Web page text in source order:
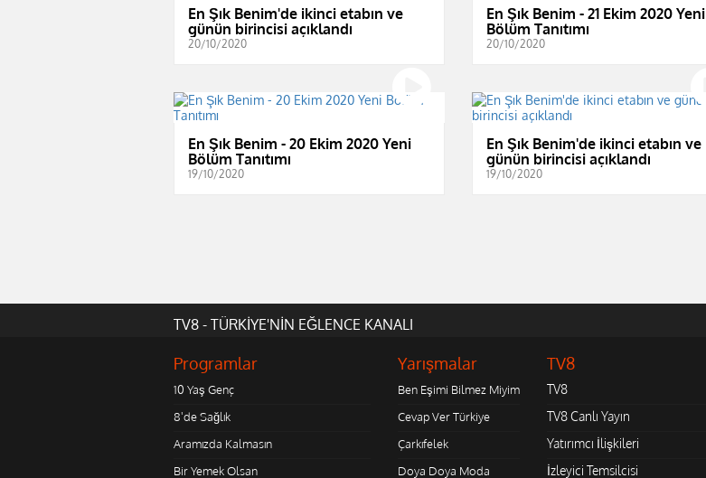
En Şık Benim'de ikinci etabın ve
günün birincisi açıklandı
20/10/2020
En Şık Benim - 21 Ekim 2020 Yeni
Bölüm Tanıtımı
20/10/2020
En Şık Benim - 20 Ekim 2020 Yeni
Bölüm Tanıtımı
19/10/2020
En Şık Benim'de ikinci etabın ve
günün birincisi açıklandı
19/10/2020
TV8 - TÜRKİYE'NİN EĞLENCE KANALI
Programlar
10 Yaş Genç
8'de Sağlık
Aramızda Kalmasın
Bir Yemek Olsan
Yarışmalar
Ben Eşimi Bilmez Miyim
Cevap Ver Türkiye
Çarkıfelek
Doya Doya Moda
TV8
TV8
TV8 Canlı Yayın
Yatırımcı İlişkileri
İzleyici Temsilcisi